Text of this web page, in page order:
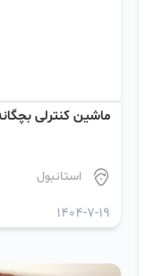
ماشین کنترلی
استانبول
1404-7-19